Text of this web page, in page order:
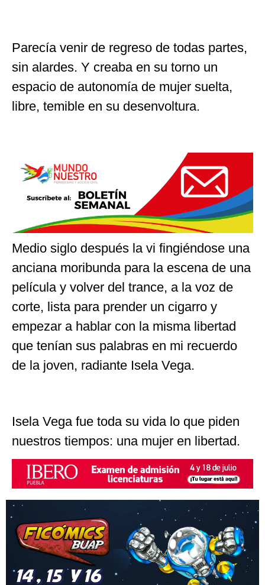
Parecía venir de regreso de todas partes,
sin alardes. Y creaba en su torno un
espacio de autonomía de mujer suelta,
libre, temible en su desenvoltura.
Medio siglo después la vi fingiéndose una
anciana moribunda para la escena de una
película y volver del trance, a la voz de
corte, lista para prender un cigarro y
empezar a hablar con la misma libertad
que tenían sus palabras en mi recuerdo
de la joven, radiante Isela Vega.
Isela Vega fue toda su vida lo que piden
nuestros tiempos: una mujer en libertad.